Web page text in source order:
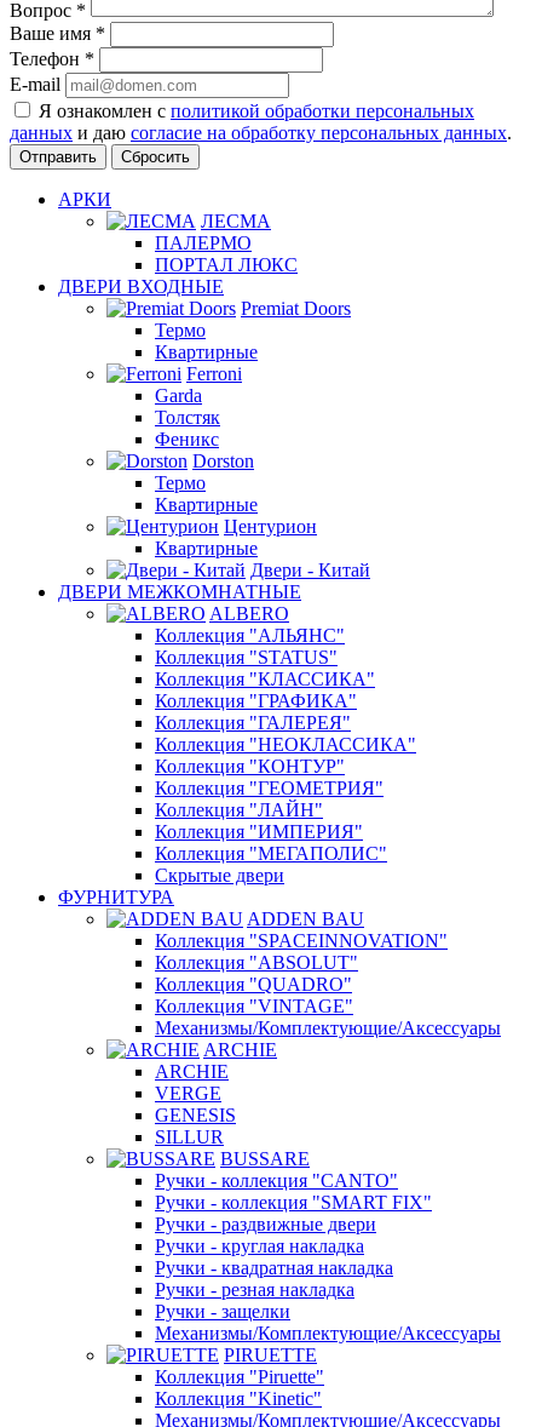
Вопрос *
Ваше имя *
Телефон *
E-mail
Я ознакомлен с политикой обработки персональных
данных и даю согласие на обработку персональных данных.
Сбросить
АРКИ
ЛЕСМА
ПАЛЕРМО
ПОРТАЛ ЛЮКС
ДВЕРИ ВХОДНЫЕ
Premiat Doors
Термо
Квартирные
Ferroni
Garda
Толстяк
Феникс
Dorston
Термо
Квартирные
Центурион
Квартирные
Двери - Китай
ДВЕРИ МЕЖКОМНАТНЫЕ
ALBERO
Коллекция "АЛЬЯНС"
Коллекция "STATUS"
Коллекция "КЛАССИКА"
Коллекция "ГРАФИКА"
Коллекция "ГАЛЕРЕЯ"
Коллекция "НЕОКЛАССИКА"
Коллекция "КОНТУР"
Коллекция "ГЕОМЕТРИЯ"
Коллекция "ЛАЙН"
Коллекция "ИМПЕРИЯ"
Коллекция "МЕГАПОЛИС"
Скрытые двери
ФУРНИТУРА
ADDEN BAU
Коллекция "SPACEINNOVATION"
Коллекция "ABSOLUT"
Коллекция "QUADRO"
Коллекция "VINTAGE"
Механизмы/Комплектующие/Аксессуары
ARCHIE
ARCHIE
VERGE
GENESIS
SILLUR
BUSSARE
Ручки - коллекция "CANTO"
Ручки - коллекция "SMART FIX"
Ручки - раздвижные двери
Ручки - круглая накладка
Ручки - квадратная накладка
Ручки - резная накладка
Ручки - защелки
Механизмы/Комплектующие/Аксессуары
PIRUETTE
Коллекция "Piruette"
Коллекция "Kinetic"
Механизмы/Комплектующие/Аксессуары